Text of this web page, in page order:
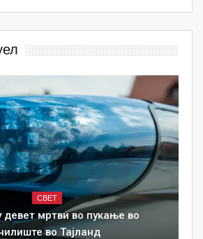
СВЕТ
девет мртви во пукање во
во Тајланд